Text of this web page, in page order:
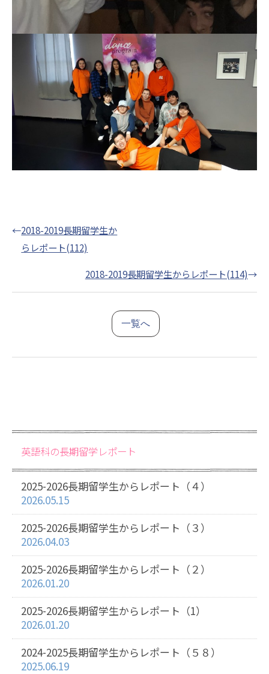
←2018-2019長期留学生か
らレポート(112)
2018-2019長期留学生からレポート(114)→
一覧へ
英語科の長期留学レポート
2025-2026長期留学生からレポート（４）
2026.05.15
2025-2026長期留学生からレポート（３）
2026.04.03
2025-2026長期留学生からレポート（２）
2026.01.20
2025-2026長期留学生からレポート（1）
2026.01.20
2024-2025長期留学生からレポート（５８）
2025.06.19